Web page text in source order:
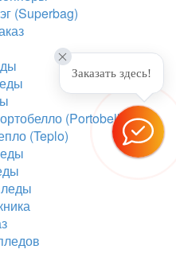
(Superbag)
(Portobello)
(Teplo)
Заказать здесь!